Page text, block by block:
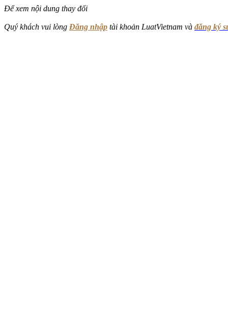
Để xem nội dung thay đổi
Quý khách vui lòng Đăng nhập tài khoản LuatVietnam và đăng ký